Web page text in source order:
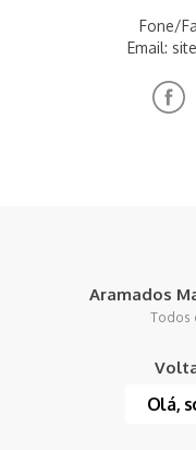
Fone/
Email:
Aramados
Todos
Olá,